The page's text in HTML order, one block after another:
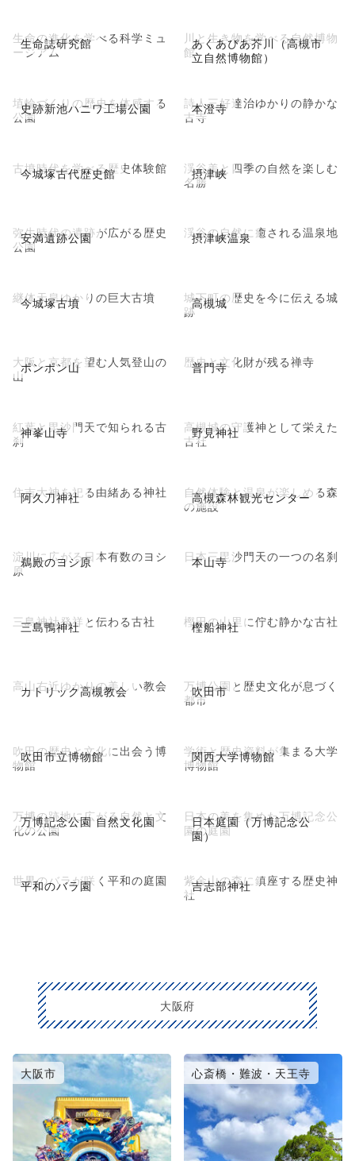
生命誌研究館
生命の進化を学べる科学ミュ
ージアム
あくあぴあ芥川（高槻市
立自然博物館）
川と生き物を学べる自然博物
館
史跡新池ハニワ工場公園
埴輪づくりの歴史を体感する
公園
本澄寺
詩人三好達治ゆかりの静かな
古寺
今城塚古代歴史館
古墳時代を学べる歴史体験館 摂津峡
渓谷美と四季の自然を楽しむ
名勝
安満遺跡公園
弥生時代の遺跡が広がる歴史
公園
摂津峡温泉
渓谷の自然に癒される温泉地
今城塚古墳
継体天皇ゆかりの巨大古墳 高槻城
城下町の歴史を今に伝える城
跡
ポンポン山
大阪と京都を望む人気登山の
山
普門寺
歴史と文化財が残る禅寺
神峯山寺
紅葉と毘沙門天で知られる古
刹
野見神社
高槻城の守護神として栄えた
古社
阿久刀神社
住吉大神を祀る由緒ある神社 高槻森林観光センター
自然体験と温泉が楽しめる森
の施設
鵜殿のヨシ原
淀川に広がる日本有数のヨシ
原
本山寺
日本三毘沙門天の一つの名刹
三島鴨神社
三島神社発祥と伝わる古社 樫船神社
樫田の山里に佇む静かな古社
カトリック高槻教会
高山右近ゆかりの美しい教会 吹田市
万博公園と歴史文化が息づく
都市
吹田市立博物館
吹田の歴史と文化に出会う博
物館
関西大学博物館
学術と歴史資料が集まる大学
博物館
万博記念公園 自然文化園
万博の跡地に広がる自然と文
化の公園
日本庭園（万博記念公
園）
日本の美を集めた万博記念公
園の庭園
平和のバラ園
世界のバラが咲く平和の庭園 吉志部神社
紫金山の森に鎮座する歴史神
社
大阪府
大阪市 心斎橋・難波・天王寺